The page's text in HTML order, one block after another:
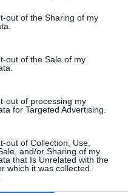
out of the Sharing of my
out of the Sale of my
out of processing my
for Targeted Advertising.
out of Collection, Use,
and/or Sharing of my
that Is Unrelated with the
which it was collected.
Libro 7 - Par. 77
Libro 6 - Par. 11